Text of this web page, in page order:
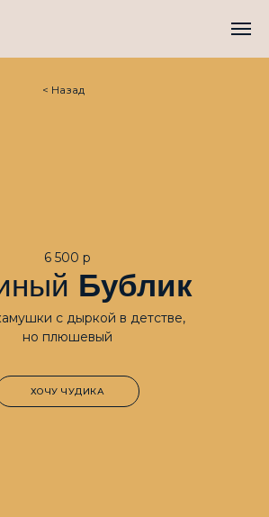
с дыркой в детстве,
но плюшевый
ХОЧУ ЧУДИКА
Бублик
6 500 р
< Назад